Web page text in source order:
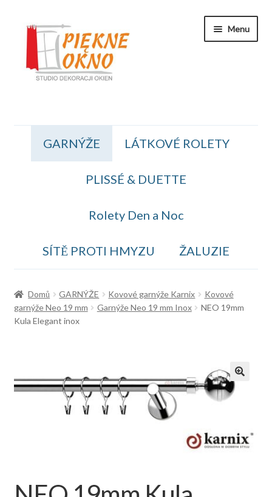
Přeskočit
navigaci
Přejít
obsahu
webu
Menu
Koszyk
OBCHODNÍ PODMÍNKY
Kontakt
GARNÝŽE LÁTKOVÉ ROLETY
PLISSÉ & DUETTE
Rolety Den a Noc
SÍTĚ PROTI HMYZU ŽALUZIE
Domů GARNÝŽE Kovové garnýže Karnix
Kovové
garnýže Neo 19 mm
Garnýže Neo 19 mm Inox
NEO 19mm
Kula Elegant inox